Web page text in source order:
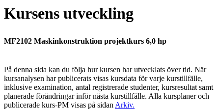
Kursens utveckling
MF2102 Maskinkonstruktion projektkurs 6,0 hp
På denna sida kan du följa hur kursen har utvecklats över tid. När
kursanalysen har publicerats visas kursdata för varje kurstillfälle,
inklusive examination, antal registrerade studenter, kursresultat samt
planerade förändringar inför nästa kurstillfälle. Alla kursplaner och
publicerade kurs-PM visas på sidan Arkiv.